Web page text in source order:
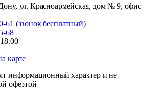
ул. Красноармейская, дом № 9, офис
61 (звонок бесплатный)
68
карте
информационный характер и не
офертой